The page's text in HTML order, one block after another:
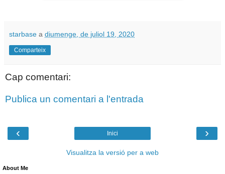
starbase a diumenge, de juliol 19, 2020
Comparteix
Cap comentari:
Publica un comentari a l'entrada
‹ ›
Inici
Visualitza la versió per a web
About Me